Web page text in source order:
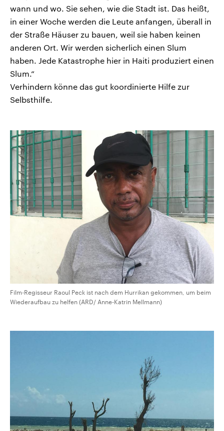
wann und wo. Sie sehen, wie die Stadt ist. Das heißt,
in einer Woche werden die Leute anfangen, überall in
der Straße Häuser zu bauen, weil sie haben keinen
anderen Ort. Wir werden sicherlich einen Slum
haben. Jede Katastrophe hier in Haiti produziert einen
Slum.“
Verhindern könne das gut koordinierte Hilfe zur
Selbsthilfe.
Film-Regisseur Raoul Peck ist nach dem Hurrikan gekommen, um beim
Wiederaufbau zu helfen (ARD/ Anne-Katrin Mellmann)